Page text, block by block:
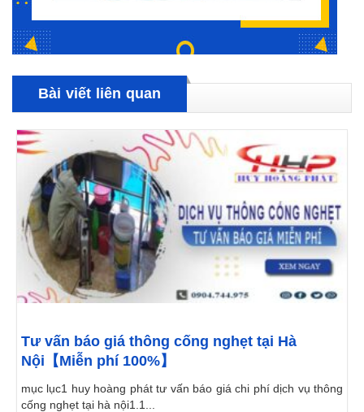
Bài viết liên quan
Tư vấn báo giá thông cống nghẹt tại Hà
Nội【Miễn phí 100%】
mục lục1 huy hoàng phát tư vấn báo giá chi phí dịch vụ thông
cống nghẹt tại hà nội1.1...